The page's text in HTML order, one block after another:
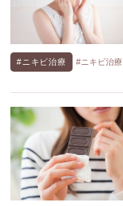
#ニキビ治療 #ニキビ治療